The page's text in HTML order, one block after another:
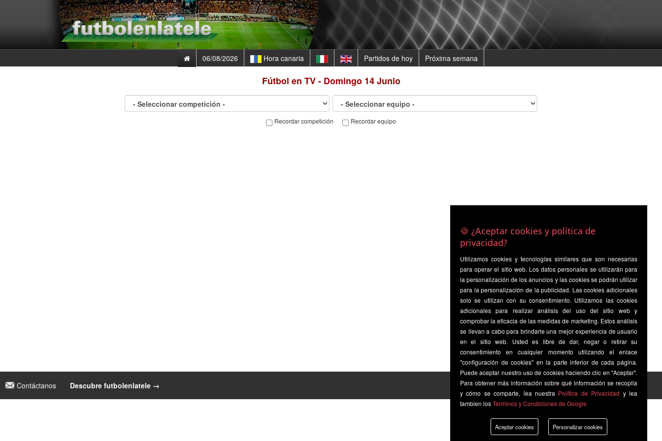
06/08/2026 Hora canaria Partidos de hoy Próxima semana
Fútbol en TV - Domingo 14 Junio
Recordar competición Recordar equipo
Contáctanos Descubre futbolenlatele →
🍪 ¿Aceptar cookies y política de
privacidad?
Utilizamos cookies y tecnologías similares que son necesarias
para operar el sitio web. Los datos personales se utilizarán para
la personalización de los anuncios y las cookies se podrán utilizar
para la personalización de la publicidad. Las cookies adicionales
solo se utilizan con su consentimiento. Utilizamos las cookies
adicionales para realizar análisis del uso del sitio web y
comprobar la eficacia de las medidas de marketing. Estos análisis
se llevan a cabo para brindarle una mejor experiencia de usuario
en el sitio web. Usted es libre de dar, negar o retirar su
consentimiento en cualquier momento utilizando el enlace
"configuración de cookies" en la parte inferior de cada página.
Puede aceptar nuestro uso de cookies haciendo clic en "Aceptar".
Para obtener más información sobre qué información se recopila
y cómo se comparte, lea nuestra Política de Privacidad y lea
tambien losTerminos y Condiciones de Google
Aceptar cookies Personalizar cookies